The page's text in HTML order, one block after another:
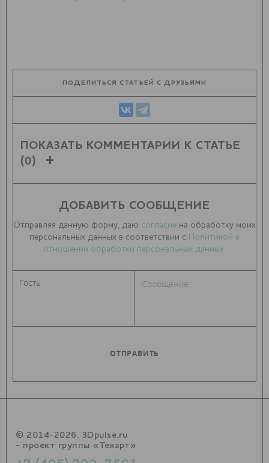
ПОДЕЛИТЬСЯ СТАТЬЕЙ С ДРУЗЬЯМИ
ПОКАЗАТЬ КОММЕНТАРИИ К СТАТЬЕ
(0)
ДОБАВИТЬ СООБЩЕНИЕ
Отправляя данную форму, даю согласие на обработку моих
персональных данных в соответствии с Политикой в
отношении обработки персональных данных
© 2014-2026. 3Dpulse.ru
- проект группы «Текарт»